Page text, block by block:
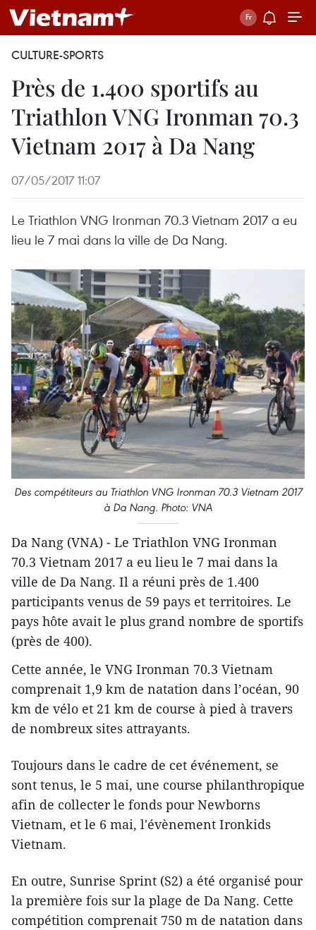
CULTURE-SPORTS
Près de 1.400 sportifs au
Triathlon VNG Ironman 70.3
Vietnam 2017 à Da Nang
07/05/2017 11:07
Le Triathlon VNG Ironman 70.3 Vietnam 2017 a eu
lieu le 7 mai dans la ville de Da Nang.
Des compétiteurs au Triathlon VNG Ironman 70.3 Vietnam 2017
à Da Nang. Photo: VNA
Da Nang (VNA) - Le Triathlon VNG Ironman
70.3 Vietnam 2017 a eu lieu le 7 mai dans la
ville de Da Nang. ​Il a réuni près de 1.400
participants venus de 59 pays et territoires. Le
pays hôte avait le plus grand nombre de sportifs​​
(près de 400).
Cette année, le VNG Ironman 70.3 Vietnam
compren​ait 1,9 km de natation dans l’océan, 90
km ​de vélo et 21 km de course à pied à travers
de nombreux sites attrayants.
Toujours dans le cadre de cet événement, ​se
sont tenus, le 5 mai, une course philanthropique
afin de collecter le fonds pour Newborns
Vietnam, et le 6 mai, l'évènement Ironkids
Vietnam.
En outre, Sunrise Sprint (S2) a été organisé pour
la première fois sur la plage de Da Nang. Cette
compétition comprenait 750 m de natation dans